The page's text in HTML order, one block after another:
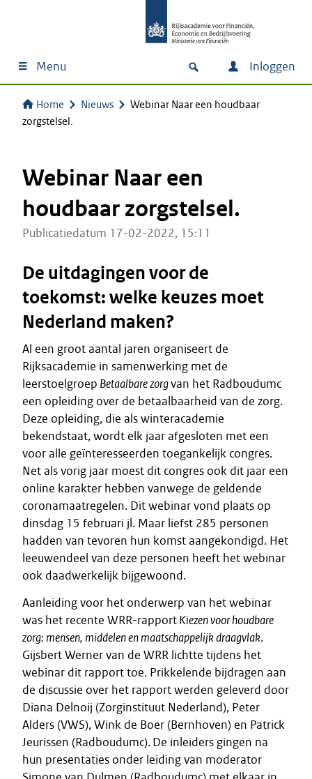
Menu Inloggen
Home Nieuws
Webinar Naar een houdbaar
zorgstelsel.
Webinar Naar een
houdbaar zorgstelsel.
Publicatiedatum 17-02-2022, 15:11
De uitdagingen voor de
toekomst: welke keuzes moet
Nederland maken?
Al een groot aantal jaren organiseert de
Rijksacademie in samenwerking met de
leerstoelgroep Betaalbare zorgvan het Radboudumc
een opleiding over de betaalbaarheid van de zorg.
Deze opleiding, die als winteracademie
bekendstaat, wordt elk jaar afgesloten met een
voor alle geïnteresseerden toegankelijk congres.
Net als vorig jaar moest dit congres ook dit jaar een
online karakter hebben vanwege de geldende
coronamaatregelen. Dit webinar vond plaats op
dinsdag 15 februari jl. Maar liefst 285 personen
hadden van tevoren hun komst aangekondigd. Het
leeuwendeel van deze personen heeft het webinar
ook daadwerkelijk bijgewoond.
Aanleiding voor het onderwerp van het webinar
was het recente WRR-rapportKiezen voor houdbare
zorg: mensen, middelen en maatschappelijk draagvlak.
Gijsbert Werner van de WRR lichtte tijdens het
webinar dit rapport toe. Prikkelende bijdragen aan
de discussie over het rapport werden geleverd door
Diana Delnoij (Zorginstituut Nederland), Peter
Alders (VWS), Wink de Boer (Bernhoven) en Patrick
Jeurissen (Radboudumc). De inleiders gingen na
hun presentaties onder leiding van moderator